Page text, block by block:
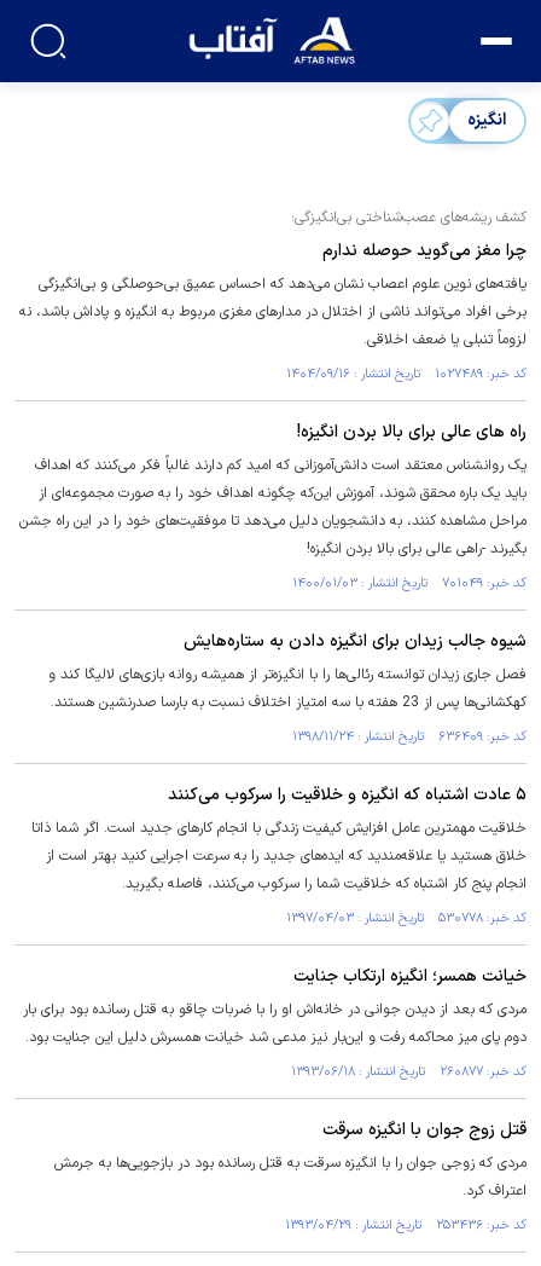
انگیزه
کشف ریشه‌های عصب‌شناختی بی‌انگیزگی؛
چرا مغز می‌گوید حوصله ندارم
یافته‌های نوین علوم اعصاب نشان می‌دهد که احساس عمیق بی‌حوصلگی و بی‌انگیزگی
برخی افراد می‌تواند ناشی از اختلال در مدارهای مغزی مربوط به انگیزه و پاداش باشد، نه
لزوماً تنبلی یا ضعف اخلاقی.
کد خبر: ۱۰۲۷۴۸۹ تاریخ انتشار : ۱۴۰۴/۰۹/۱۶
راه های عالی برای بالا بردن انگیزه!
یک روانشناس معتقد است دانش‌آموزانی که امید کم دارند غالباً فکر می‌کنند که اهداف
باید یک باره محقق شوند، آموزش این‌که چگونه اهداف خود را به صورت مجموعه‌ای از
مراحل مشاهده کنند، به دانشجویان دلیل می‌دهد تا موفقیت‌های خود را در این راه جشن
بگیرند -راهی عالی برای بالا بردن انگیزه!
کد خبر: ۷۰۱۰۴۹ تاریخ انتشار : ۱۴۰۰/۰۱/۰۳
شیوه جالب زیدان برای انگیزه دادن به ستاره‌هایش
فصل جاری زیدان توانسته رئالی‌ها را با انگیزه‌تر از همیشه روانه بازی‌های لالیگا کند و
کهکشانی‌ها پس از 23 هفته با سه امتیاز اختلاف نسبت به بارسا صدرنشین هستند.
کد خبر: ۶۳۶۴۰۹ تاریخ انتشار : ۱۳۹۸/۱۱/۲۴
۵ عادت اشتباه که انگیزه و خلاقیت را سرکوب می‌کنند
خلاقیت مهمترین عامل افزایش کیفیت زندگی با انجام کارهای جدید است. اگر شما ذاتا
خلاق هستید یا علاقه‌مندید که ایده‌های جدید را به سرعت اجرایی کنید بهتر است از
انجام پنج کار اشتباه که خلاقیت شما را سرکوب می‌کنند، فاصله بگیرید.
کد خبر: ۵۳۰۷۷۸ تاریخ انتشار : ۱۳۹۷/۰۴/۰۳
خیانت همسر؛ انگیزه ارتکاب جنایت
مردی که بعد از دیدن جوانی در خانه‌اش او را با ضربات چاقو به قتل رسانده بود برای بار
دوم پای میز محاکمه رفت و این‌بار نیز مدعی شد خیانت همسرش دلیل این جنایت بود.
کد خبر: ۲۶۰۸۷۷ تاریخ انتشار : ۱۳۹۳/۰۶/۱۸
قتل زوج جوان با انگیزه سرقت
مردی که زوجی جوان را با انگیزه سرقت به قتل رسانده بود در بازجویی‌ها به جرمش
اعتراف کرد.
کد خبر: ۲۵۳۴۳۶ تاریخ انتشار : ۱۳۹۳/۰۴/۲۹